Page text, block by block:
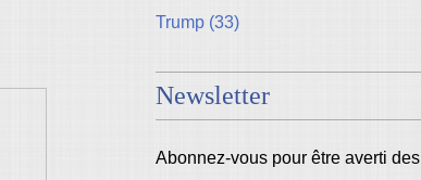
Trump (33)
Newsletter
Abonnez-vous pour être averti des